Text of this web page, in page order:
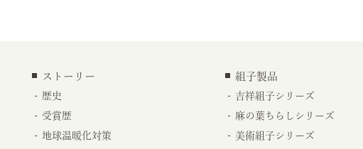
ストーリー
歴史
受賞歴
地球温暖化対策
組子製品
吉祥組子シリーズ
麻の葉ちらしシリーズ
美術組子シリーズ